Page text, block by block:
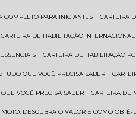
COMPLETO PARA INICIANTES CARTEIRA
CARTEIRA DE HABILITAÇÃO
CARTEIRA DE HABILITAÇÃO
TUDO QUE VOCÊ PRECISA SABER
QUE VOCÊ PRECISA SABER CARTEIRA
MOTO: DESCUBRA O VALOR E COMO OBTÊ-